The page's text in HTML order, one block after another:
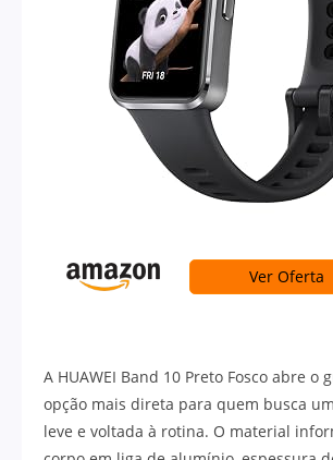
Ver Oferta
A HUAWEI Band 10 Preto Fosco abre o
opção mais direta para quem busca
leve e voltada à rotina. O material